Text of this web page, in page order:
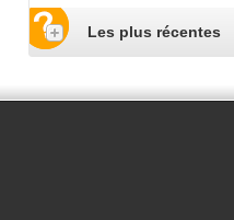
Les plus récentes